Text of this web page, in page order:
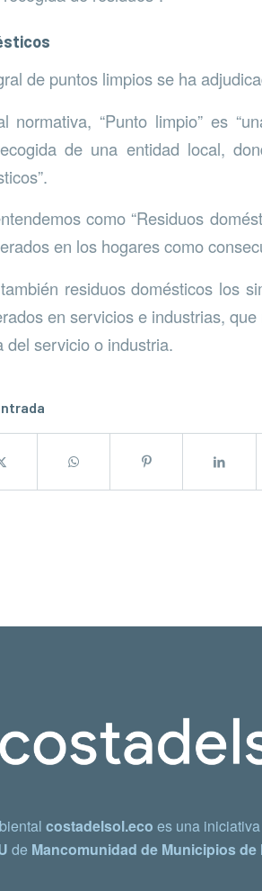
de puntos limpios se ha
normativa, “Punto limpio” es
de una entidad local,
como “Residuos
en los hogares como
residuos domésticos los
en servicios e industrias,
del servicio o industria.
costadelsol.eco es una
de Mancomunidad de Municipios